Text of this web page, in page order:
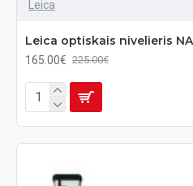
Leica
Leica optiskais nivelieris
165.00€ 225.00€